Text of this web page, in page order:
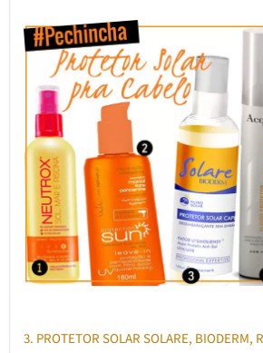
3. PROTETOR SOLAR SOLARE, BIODERM,